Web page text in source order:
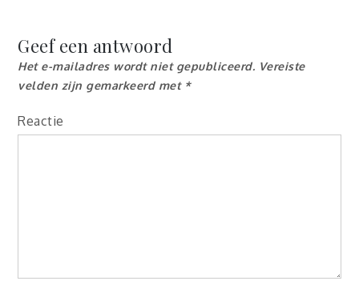
Geef een antwoord
Het e-mailadres wordt niet gepubliceerd. Vereiste
velden zijn gemarkeerd met *
Reactie